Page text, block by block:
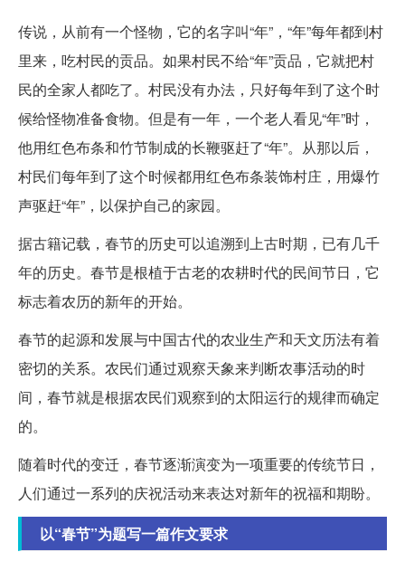
传说，从前有一个怪物，它的名字叫“年”，“年”每年都到村
里来，吃村民的贡品。如果村民不给“年”贡品，它就把村
民的全家人都吃了。村民没有办法，只好每年到了这个时
候给怪物准备食物。但是有一年，一个老人看见“年”时，
他用红色布条和竹节制成的长鞭驱赶了“年”。从那以后，
村民们每年到了这个时候都用红色布条装饰村庄，用爆竹
声驱赶“年”，以保护自己的家园。
据古籍记载，春节的历史可以追溯到上古时期，已有几千
年的历史。春节是根植于古老的农耕时代的民间节日，它
标志着农历的新年的开始。
春节的起源和发展与中国古代的农业生产和天文历法有着
密切的关系。农民们通过观察天象来判断农事活动的时
间，春节就是根据农民们观察到的太阳运行的规律而确定
的。
随着时代的变迁，春节逐渐演变为一项重要的传统节日，
人们通过一系列的庆祝活动来表达对新年的祝福和期盼。
以“春节”为题写一篇作文要求